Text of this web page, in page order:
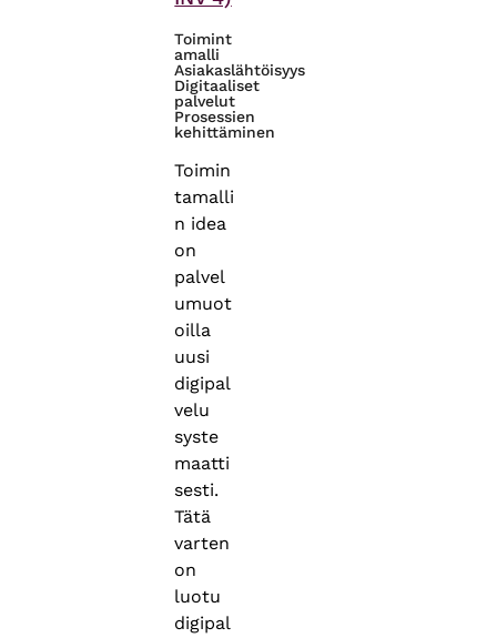
Toimint
amalli
Asiakaslähtöisyys
Digitaaliset
palvelut
Prosessien
kehittäminen
Toimin
tamalli
n idea
on
palvel
umuot
oilla
uusi
digipal
velu
syste
maatti
sesti.
Tätä
varten
on
luotu
digipal